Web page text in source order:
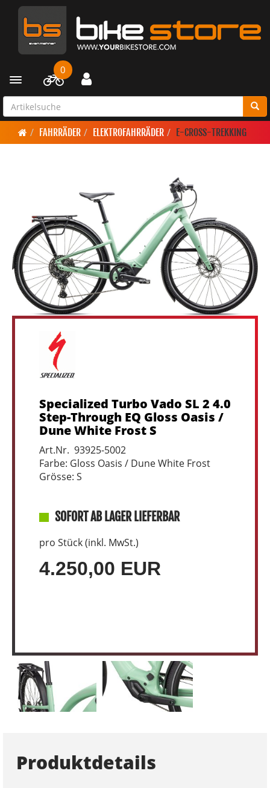
Toggle navigation
0
FAHRRÄDER ELEKTROFAHRRÄDER E-CROSS-TREKKING
Specialized Turbo Vado SL 2 4.0
Step-Through EQ Gloss Oasis /
Dune White Frost S
Art.Nr. 93925-5002
Farbe: Gloss Oasis / Dune White Frost
Grösse: S
SOFORT AB LAGER LIEFERBAR
pro Stück (inkl. MwSt.)
4.250,00 EUR
Produktdetails